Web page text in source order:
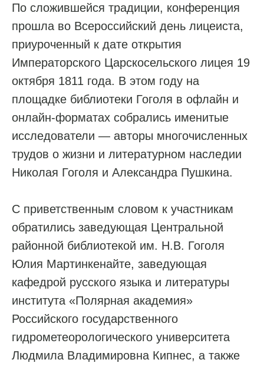
По сложившейся традиции, конференция
прошла во Всероссийский день лицеиста,
приуроченный к дате открытия
Императорского Царскосельского лицея 19
октября 1811 года. В этом году на
площадке библиотеки Гоголя в офлайн и
онлайн-форматах собрались именитые
исследователи — авторы многочисленных
трудов о жизни и литературном наследии
Николая Гоголя и Александра Пушкина.
С приветственным словом к участникам
обратились заведующая Центральной
районной библиотекой им. Н.В. Гоголя
Юлия Мартинкенайте, заведующая
кафедрой русского языка и литературы
института «Полярная академия»
Российского государственного
гидрометеорологического университета
Людмила Владимировна Кипнес, а также